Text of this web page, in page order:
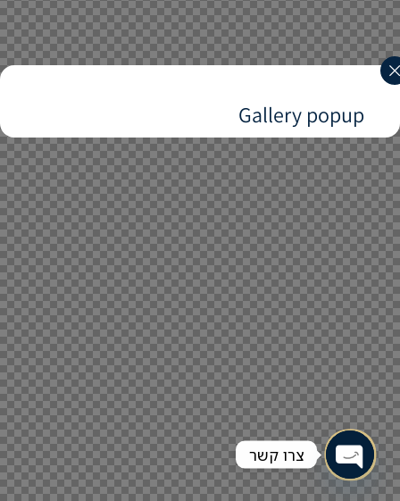
Gallery popup
צרו קשר
Open chaty